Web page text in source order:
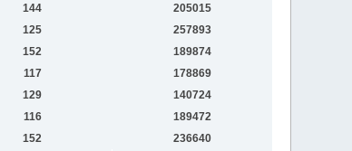
144
205015
125
257893
152
189874
117
178869
129
140724
116
189472
152
236640